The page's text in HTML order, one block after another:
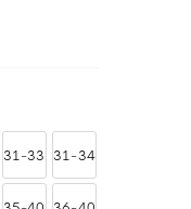
31-33 31-34